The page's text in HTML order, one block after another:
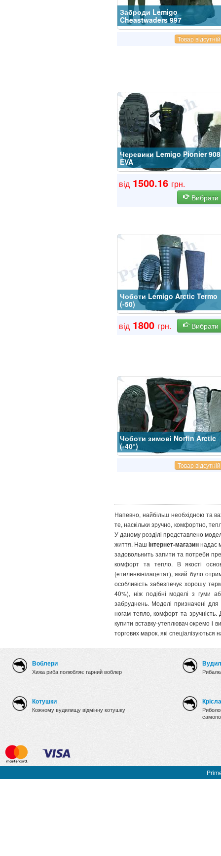
Заброди Lemigo
Cheastwaders 997
Товар відсутній
Черевики Lemigo Pionier 908
EVA
від 1500.16 грн.
Вибрати
Чоботи Lemigo Arctic Termo
(-50)
від 1800 грн. Вибрати
Чоботи зимові Norfin Arctic
(-40°)
Товар відсутній
Напевно, найбільш необхідною та
те, наскільки зручно, комфортно,
У даному розділі представлено
життя. Нашінтернет-магазиннадає
задовольнить запити та потреби
комфорт та тепло. В якості
(етиленвінілацетат), який було
особливість забезпечує хорошу
40%), ніж подібні моделі з гуми
забруднень. Моделі призначені
ногам тепло, комфорт та зручність.
купити вставку-утеплювач окремо і
торгових марок, які
Воблери
Хижа риба полюбляє гарний воблер
Котушки
Кожному вудилищу відмінну котушку